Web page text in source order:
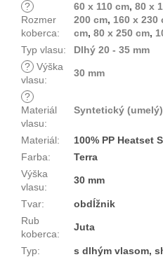
?
Rozmer
koberca:
60 x 110 cm, 80 x
200 cm, 160 x 230
cm, 80 x 250 cm,
Typ vlasu:
Dlhý 20 - 35 mm
? Výška
vlasu:
30 mm
?
Materiál
vlasu:
Syntetický
Materiál:
100% PP Heatset
Farba:
Terra
Výška
vlasu:
30 mm
Tvar:
obdĺžnik
Rub
koberca:
Juta
Typ: s dlhým vlasom,